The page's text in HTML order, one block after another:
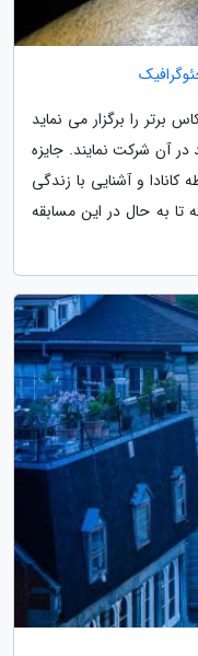
برتر را برگزار می نماید
در آن شرکت نمایند. جایزه
و آشنایی با زندگی
زیبا که تا به حال در این مسابقه